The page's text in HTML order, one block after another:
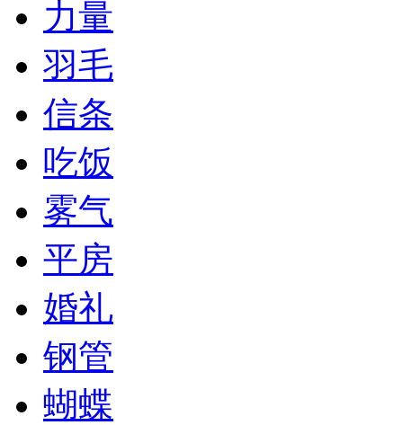
力量
羽毛
信条
吃饭
雾气
平房
婚礼
钢管
蝴蝶